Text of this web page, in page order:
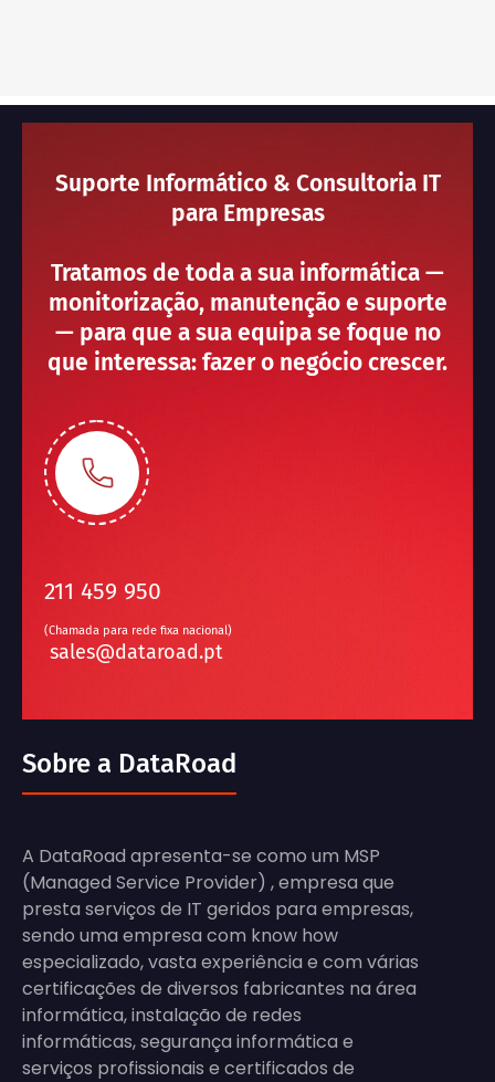
Suporte Informático & Consultoria IT
para Empresas
Tratamos de toda a sua informática —
monitorização, manutenção e suporte
— para que a sua equipa se foque no
que interessa: fazer o negócio crescer.
211 459 950
(Chamada para rede fixa nacional)
sales@dataroad.pt
Sobre a DataRoad
A DataRoad apresenta-se como um MSP
(Managed Service Provider) , empresa que
presta serviços de IT geridos para empresas,
sendo uma empresa com know how
especializado, vasta experiência e com várias
certificações de diversos fabricantes na área
informática, instalação de redes
informáticas, segurança informática e
serviços profissionais e certificados de